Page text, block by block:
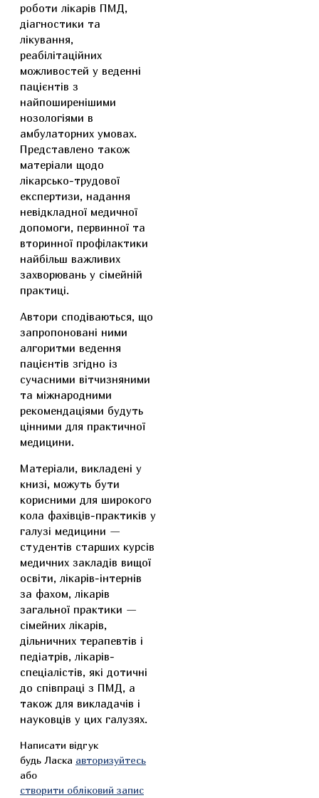
роботи лікарів ПМД,
діагностики та
лікування,
реабілітаційних
можливостей у веденні
пацієнтів з
найпоширенішими
нозологіями в
амбулаторних умовах.
Представлено також
матеріали щодо
лікарсько-трудової
експертизи, надання
невідкладної медичної
допомоги, первинної та
вторинної профілактики
найбільш важливих
захворювань у сімейній
практиці.
Автори сподіваються, що
запропоновані ними
алгоритми ведення
пацієнтів згідно із
сучасними вітчизняними
та міжнародними
рекомендаціями будуть
цінними для практичної
медицини.
Матеріали, викладені у
книзі, можуть бути
корисними для широкого
кола фахівців-практиків у
галузі медицини —
студентів старших курсів
медичних закладів вищої
освіти, лікарів-інтернів
за фахом, лікарів
загальної практики —
сімейних лікарів,
дільничних терапевтів і
педіатрів, лікарів-
спеціалістів, які дотичні
до співпраці з ПМД, а
також для викладачів і
науковців у цих галузях.
Написати відгук
будь Ласка авторизуйтесь
або
створити обліковий запис